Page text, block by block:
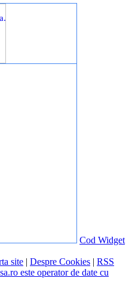
Cod Widget
site | Despre Cookies | RSS
este operator de date cu